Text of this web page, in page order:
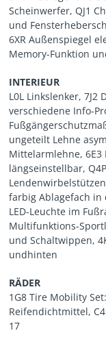
Scheinwerfer, QJ1
und
6XR Außenspiegel
Memory-Funktion
INTERIEUR
L0L Linkslenker,
verschiedene Info-
ungeteilt Lehne
Mittelarmlehne,
längseinstellbar,
farbig Ablagefach in
LED-Leuchte im
Multifunktions-
und Schaltwippen,
undhinten
RÄDER
1G8 Tire Mobility
Reifendichtmittel,
17